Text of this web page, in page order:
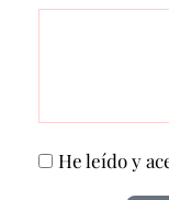
He leído y